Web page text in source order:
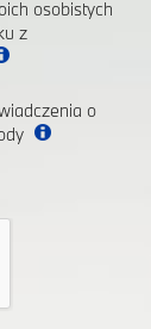
osobistych
z
o